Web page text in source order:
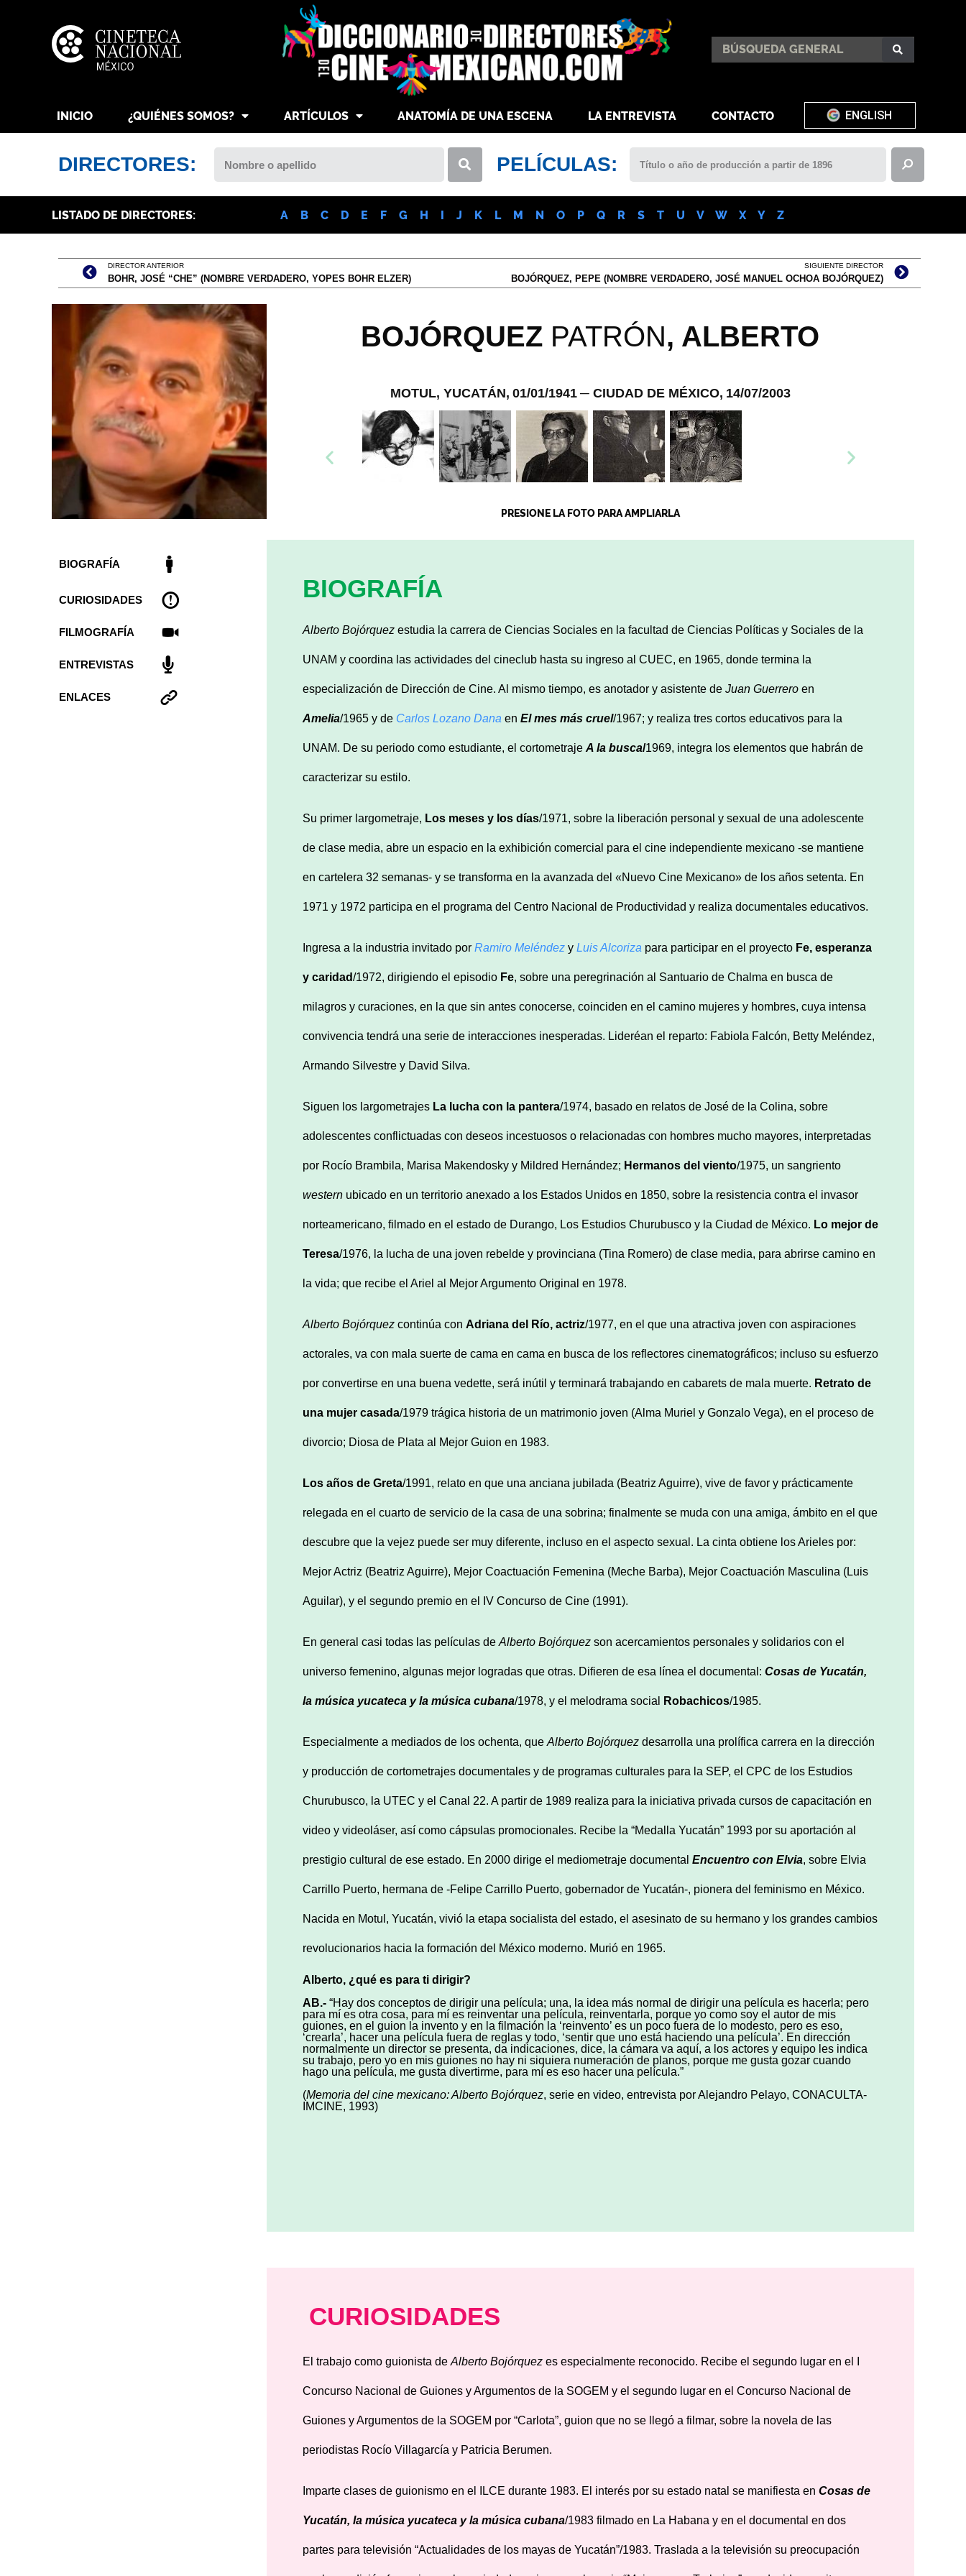
INICIO ¿QUIÉNES SOMOS? ARTÍCULOS ANATOMÍA DE UNA ESCENA LA ENTREVISTA CONTACTO ENGLISH
DIRECTORES: PELÍCULAS:
LISTADO DE DIRECTORES: A B C D E F G H I J K L M N O P Q R S T U V W X Y Z
DIRECTOR ANTERIOR
BOHR, JOSÉ “CHE” (NOMBRE VERDADERO, YOPES BOHR ELZER)
SIGUIENTE DIRECTOR
BOJÓRQUEZ, PEPE (NOMBRE VERDADERO, JOSÉ MANUEL OCHOA BOJÓRQUEZ)
BIOGRAFÍA
CURIOSIDADES
FILMOGRAFÍA
ENTREVISTAS
ENLACES
BOJÓRQUEZ PATRÓN, ALBERTO
MOTUL, YUCATÁN, 01/01/1941 ─ CIUDAD DE MÉXICO, 14/07/2003
PRESIONE LA FOTO PARA AMPLIARLA
BIOGRAFÍA
Alberto Bojórquez estudia la carrera de Ciencias Sociales en la facultad de Ciencias Políticas y Sociales de la
UNAM y coordina las actividades del cineclub hasta su ingreso al CUEC, en 1965, donde termina la
especialización de Dirección de Cine. Al mismo tiempo, es anotador y asistente de Juan Guerrero en
Amelia/1965 y de Carlos Lozano Dana en El mes más cruel/1967; y realiza tres cortos educativos para la
UNAM. De su periodo como estudiante, el cortometraje A la busca/1969, integra los elementos que habrán de
caracterizar su estilo.
Su primer largometraje, Los meses y los d ías/1971, sobre la liberación personal y sexual de una adolescente
de clase media, abre un espacio en la exhibición comercial para el cine independiente mexicano -se mantiene
en cartelera 32 semanas- y se transforma en la avanzada del «Nuevo Cine Mexicano» de los años setenta. En
1971 y 1972 participa en el programa del Centro Nacional de Productividad y realiza documentales educativos.
Ingresa a la industria invitado por Ramiro Meléndez y Luis Alcoriza para participar en el proyecto Fe, esperanza
y caridad/1972, dirigiendo el episodio Fe, sobre una peregrinación al Santuario de Chalma en busca de
milagros y curaciones, en la que sin antes conocerse, coinciden en el camino mujeres y hombres, cuya intensa
convivencia tendrá una serie de interacciones inesperadas. Lideréan el reparto: Fabiola Falcón, Betty Meléndez,
Armando Silvestre y David Silva.
Siguen los largometrajes La lucha con la pantera/1974, basado en relatos de José de la Colina, sobre
adolescentes conflictuadas con deseos incestuosos o relacionadas con hombres mucho mayores, interpretadas
por Rocío Brambila, Marisa Makendosky y Mildred Hernández; Hermanos del viento/1975, un sangriento
western ubicado en un territorio anexado a los Estados Unidos en 1850, sobre la resistencia contra el invasor
norteamericano, filmado en el estado de Durango, Los Estudios Churubusco y la Ciudad de México. Lo mejor de
Teresa/1976, la lucha de una joven rebelde y provinciana (Tina Romero) de clase media, para abrirse camino en
la vida; que recibe el Ariel al Mejor Argumento Original en 1978.
Alberto Bojórquez continúa con Adriana del Río, actriz/1977, en el que una atractiva joven con aspiraciones
actorales, va con mala suerte de cama en cama en busca de los reflectores cinematográficos; incluso su esfuerzo
por convertirse en una buena vedette, será inútil y terminará trabajando en cabarets de mala muerte. Retrato de
una mujer casada/1979 trágica historia de un matrimonio joven (Alma Muriel y Gonzalo Vega), en el proceso de
divorcio; Diosa de Plata al Mejor Guion en 1983.
Los años de Greta/1991, relato en que una anciana jubilada (Beatriz Aguirre), vive de favor y prácticamente
relegada en el cuarto de servicio de la casa de una sobrina; finalmente se muda con una amiga, ámbito en el que
descubre que la vejez puede ser muy diferente, incluso en el aspecto sexual. La cinta obtiene los Arieles por:
Mejor Actriz (Beatriz Aguirre), Mejor Coactuación Femenina (Meche Barba), Mejor Coactuación Masculina (Luis
Aguilar), y el segundo premio en el IV Concurso de Cine (1991).
En general casi todas las películas de Alberto Bojórquez son acercamientos personales y solidarios con el
universo femenino, algunas mejor logradas que otras. Difieren de esa línea el documental: Cosas de Yucatán,
la música yucateca y la música cubana/1978, y el melodrama social Robachicos/1985.
Especialmente a mediados de los ochenta, que Alberto Bojórquez desarrolla una prolífica carrera en la dirección
y producción de cortometrajes documentales y de programas culturales para la SEP, el CPC de los Estudios
Churubusco, la UTEC y el Canal 22. A partir de 1989 realiza para la iniciativa privada cursos de capacitación en
video y videoláser, así como cápsulas promocionales. Recibe la “Medalla Yucatán” 1993 por su aportación al
prestigio cultural de ese estado. En 2000 dirige el mediometraje documental Encuentro con Elvia, sobre Elvia
Carrillo Puerto, hermana de -Felipe Carrillo Puerto, gobernador de Yucatán-, pionera del feminismo en México.
Nacida en Motul, Yucatán, vivió la etapa socialista del estado, el asesinato de su hermano y los grandes cambios
revolucionarios hacia la formación del México moderno. Murió en 1965.
Alberto, ¿qué es para ti dirigir?
AB.- “Hay dos conceptos de dirigir una película; una, la idea más normal de dirigir una película es hacerla; pero
para mí es otra cosa, para mí es reinventar una película, reinventarla, porque yo como soy el autor de mis
guiones, en el guion la invento y en la filmación la ‘reinvento’ es un poco fuera de lo modesto, pero es eso,
‘crearla’, hacer una película fuera de reglas y todo, ‘sentir que uno está haciendo una película’. En dirección
normalmente un director se presenta, da indicaciones, dice, la cámara va aquí, a los actores y equipo les indica
su trabajo, pero yo en mis guiones no hay ni siquiera numeración de planos, porque me gusta gozar cuando
hago una película, me gusta divertirme, para mí es eso hacer una película.”
(Memoria del cine mexicano: Alberto Bojórquez, serie en video, entrevista por Alejandro Pelayo, CONACULTA-
IMCINE, 1993)
CURIOSIDADES
El trabajo como guionista de Alberto Bojórquez es especialmente reconocido. Recibe el segundo lugar en el I
Concurso Nacional de Guiones y Argumentos de la SOGEM y el segundo lugar en el Concurso Nacional de
Guiones y Argumentos de la SOGEM por “Carlota”, guion que no se llegó a filmar, sobre la novela de las
periodistas Rocío Villagarcía y Patricia Berumen.
Imparte clases de guionismo en el ILCE durante 1983. El interés por su estado natal se manifiesta en Cosas de
Yucatán, la música yucateca y la música cubana/1983 filmado en La Habana y en el documental en dos
partes para televisión “Actualidades de los mayas de Yucatán”/1983. Traslada a la televisión su preocupación